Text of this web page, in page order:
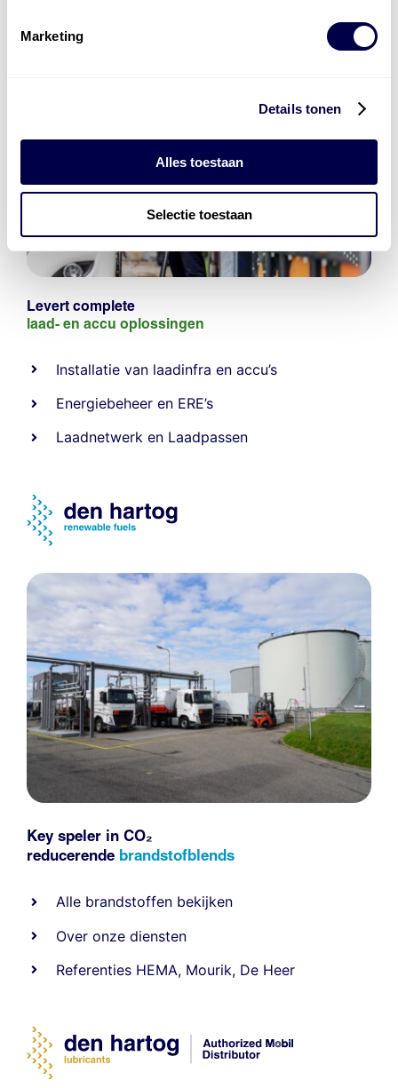
Marketing
Details tonen
Alles toestaan
Selectie toestaan
Levert complete
laad- en accu oplossingen
Installatie van laadinfra en accu’s
Energiebeheer en ERE’s
Laadnetwerk en Laadpassen
Key speler in CO₂
reducerende brandstofblends
Alle brandstoffen bekijken
Over onze diensten
Referenties HEMA, Mourik, De Heer